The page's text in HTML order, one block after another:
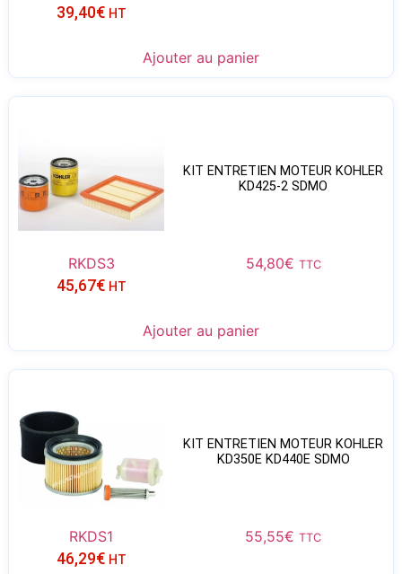
39,40€ HT
Ajouter au panier
KIT ENTRETIEN MOTEUR KOHLER
KD425-2 SDMO
RKDS3 54,80€ TTC
45,67€ HT
Ajouter au panier
KIT ENTRETIEN MOTEUR KOHLER
KD350E KD440E SDMO
RKDS1 55,55€ TTC
46,29€ HT